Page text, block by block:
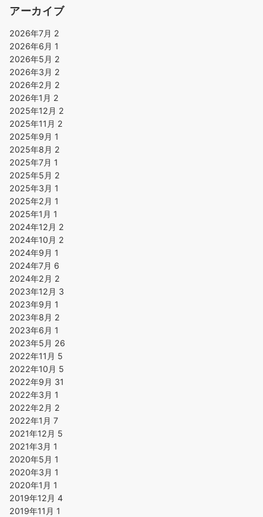
アーカイブ
2026年7月 2
2026年6月 1
2026年5月 2
2026年3月 2
2026年2月 2
2026年1月 2
2025年12月 2
2025年11月 2
2025年9月 1
2025年8月 2
2025年7月 1
2025年5月 2
2025年3月 1
2025年2月 1
2025年1月 1
2024年12月 2
2024年10月 2
2024年9月 1
2024年7月 6
2024年2月 2
2023年12月 3
2023年9月 1
2023年8月 2
2023年6月 1
2023年5月 26
2022年11月 5
2022年10月 5
2022年9月 31
2022年3月 1
2022年2月 2
2022年1月 7
2021年12月 5
2021年3月 1
2020年5月 1
2020年3月 1
2020年1月 1
2019年12月 4
2019年11月 1